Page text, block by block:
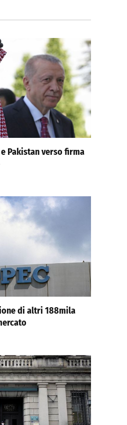
Pakistan verso firma
di altri 188mila